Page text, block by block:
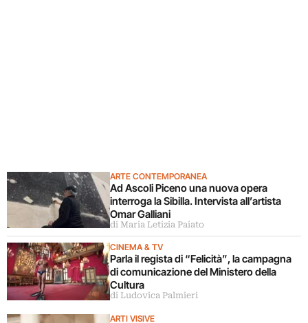
ARTE CONTEMPORANEA
Ad Ascoli Piceno una nuova opera
interroga la Sibilla. Intervista all’artista
Omar Galliani
di Maria Letizia Paiato
CINEMA & TV
Parla il regista di “Felicità”, la campagna
di comunicazione del Ministero della
Cultura
di Ludovica Palmieri
ARTI VISIVE